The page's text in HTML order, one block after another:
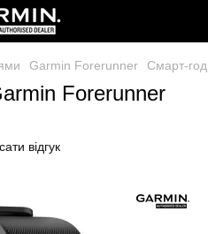
Garmin Forerunner Смарт-
Forerunner
відгук